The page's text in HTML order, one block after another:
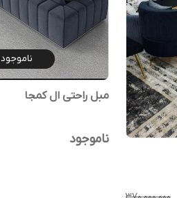
ناموجود
مبل راحتی ال کمجا
ناموجود